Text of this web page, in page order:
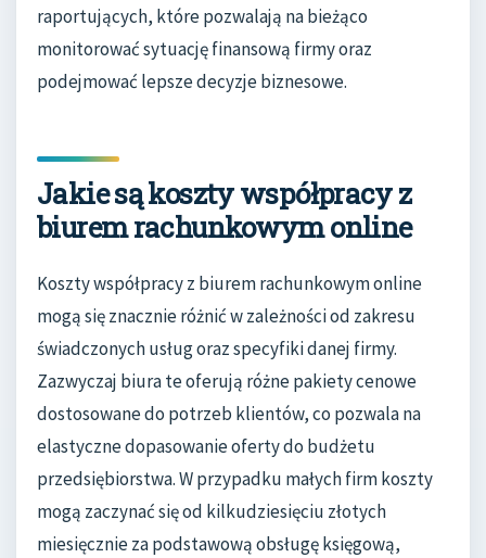
raportujących, które pozwalają na bieżąco
monitorować sytuację finansową firmy oraz
podejmować lepsze decyzje biznesowe.
Jakie są koszty współpracy z
biurem rachunkowym online
Koszty współpracy z biurem rachunkowym online
mogą się znacznie różnić w zależności od zakresu
świadczonych usług oraz specyfiki danej firmy.
Zazwyczaj biura te oferują różne pakiety cenowe
dostosowane do potrzeb klientów, co pozwala na
elastyczne dopasowanie oferty do budżetu
przedsiębiorstwa. W przypadku małych firm koszty
mogą zaczynać się od kilkudziesięciu złotych
miesięcznie za podstawową obsługę księgową,